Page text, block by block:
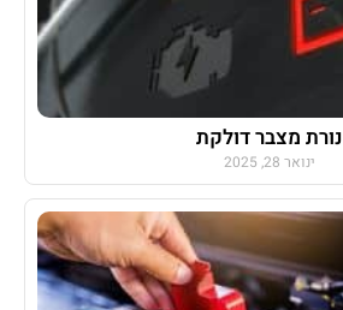
נורת מצבר דולקת
ינואר 28, 2025